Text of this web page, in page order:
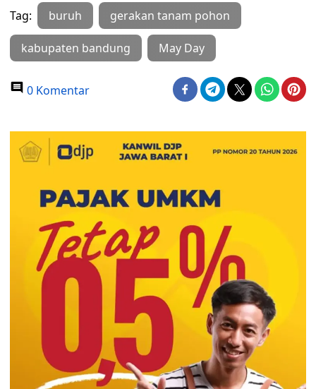
Tag: buruh gerakan tanam pohon
kabupaten bandung May Day
0 Komentar